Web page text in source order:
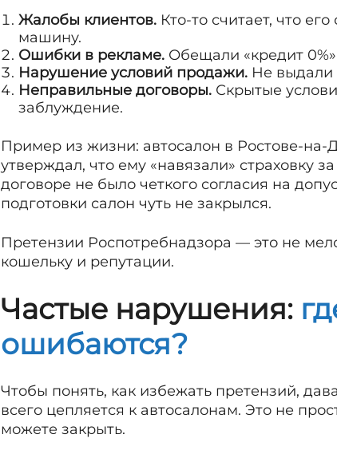
Жалобы клиентов. Кто-то считает, что
машину.
Ошибки в рекламе. Обещали «кредит
Нарушение условий продажи. Не выдали
Неправильные договоры. Скрытые
заблуждение.
Пример из жизни: автосалон в Ростове-на-
утверждал, что ему «навязали» страховку
договоре не было четкого согласия на
подготовки салон чуть не закрылся.
Претензии Роспотребнадзора — это не
кошельку и репутации.
Частые нарушения:
ошибаются?
Чтобы понять, как избежать претензий,
всего цепляется к автосалонам. Это не
можете закрыть.